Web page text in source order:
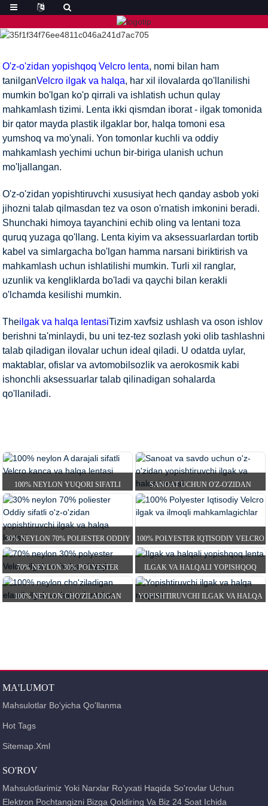
UY MAHSULOTLAR
KANCA VA HALQA LENTASI
O'Z-O'ZIDAN YOPISHQOQ KANCA VA HALQA LENTASI
O'z-o'zidan yopishqoq Velcro lenta, nomi bilan ham
tanilganVelcro ilgak va halqa, har xil ilovalarda qo'llanilishi
mumkin bo'lgan ko'p qirrali va ishlatish uchun qulay
mahkamlash tizimi. Lenta ikki qismdan iborat - ilgak tomonida
bir qator mayda plastik ilgaklar bor, halqa tomoni esa
yumshoq va mo'ynali. Yon tomonlar kuchli va oddiy
mahkamlash yechimi uchun bir-biriga ulanish uchun
mo'ljallangan.
O'z-o'zidan yopishtiruvchi xususiyat hech qanday asbob yoki
jihozni talab qilmasdan tez va oson o'rnatish imkonini beradi.
Shunchaki himoya tayanchini echib oling va lentani toza
quruq yuzaga qo'llang. Lenta kiyim va aksessuarlardan tortib
kabel va simlargacha bo'lgan hamma narsani biriktirish va
mahkamlash uchun ishlatilishi mumkin. Turli xil ranglar,
uzunlik va kengliklarda bo'ladi va qaychi bilan kerakli
o'lchamda kesilishi mumkin.
Theilgak va halqa lentasiTizim xavfsiz ushlash va oson ishlov
berishni ta'minlaydi, bu uni tez-tez sozlash yoki olib tashlashni
talab qiladigan ilovalar uchun ideal qiladi. U odatda uylar,
maktablar, ofislar va avtomobilsozlik va aerokosmik kabi
ishonchli aksessuarlar talab qilinadigan sohalarda
qo'llaniladi.
100% NEYLON YUQORI SIFATLI
VELCRO ILGAK VA HALQA...
SANOAT UCHUN O'Z-O'ZIDAN
YOPISHTIRUVCHI ILGAK VA HALQA
30% NEYLON 70% POLIESTER ODDIY
SIFATLI O'Z-O'ZIDAN ...
100% POLYESTER IQTISODIY VELCRO
ILGAK VA HALQA ...
70% NEYLON 30% POLYESTER
VELCRO KANCA VA HALQA ST...
ILGAK VA HALQALI YOPISHQOQ
LENTA
100% NEYLON CHO'ZILADIGAN
YOPISHTIRUVCHI ILGAK VA HALQA
MA'LUMOT
Mahsulotlar Bo'yicha Qo'llanma
Hot Tags
Sitemap.xml
SO'ROV
Mahsulotlarimiz Yoki Narxlar Ro'yxati Haqida So'rovlar Uchun
Elektron Pochtangizni Bizga Qoldiring Va Biz 24 Soat Ichida